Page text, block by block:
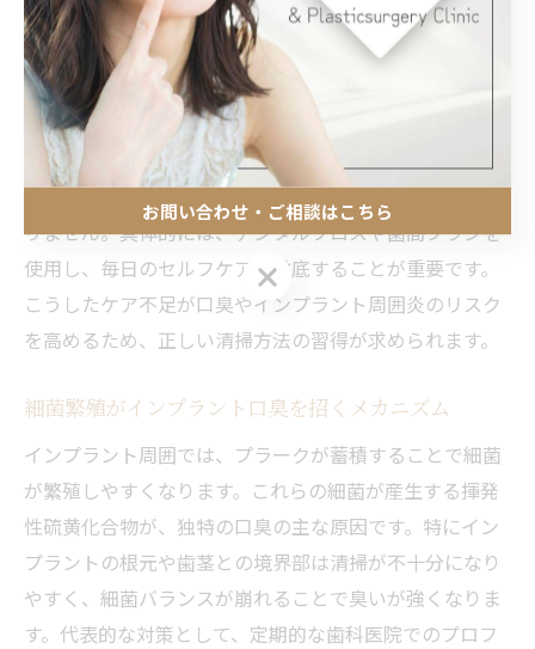
インプラント治療後の根元に汚れが溜まる原因
インプラント治療後、根元に汚れが溜まりやすい理由
は、インプラントの構造や人工歯と歯茎の境目に隙間が
できやすいためです。天然歯よりもプラークが付着しや
すく、歯ブラシだけでは落としきれないことも少なくあ
りません。具体的には、デンタルフロスや歯間ブラシを
使用し、毎日のセルフケアを徹底することが重要です。
こうしたケア不足が口臭やインプラント周囲炎のリスク
を高めるため、正しい清掃方法の習得が求められます。
細菌繁殖がインプラント口臭を招くメカニズム
インプラント周囲では、プラークが蓄積することで細菌
が繁殖しやすくなります。これらの細菌が産生する揮発
性硫黄化合物が、独特の口臭の主な原因です。特にイン
プラントの根元や歯茎との境界部は清掃が不十分になり
やすく、細菌バランスが崩れることで臭いが強くなりま
す。代表的な対策として、定期的な歯科医院でのプロフ
お問い合わせ・ご相談はこちら
お問い合わせ・ご相談はこちら